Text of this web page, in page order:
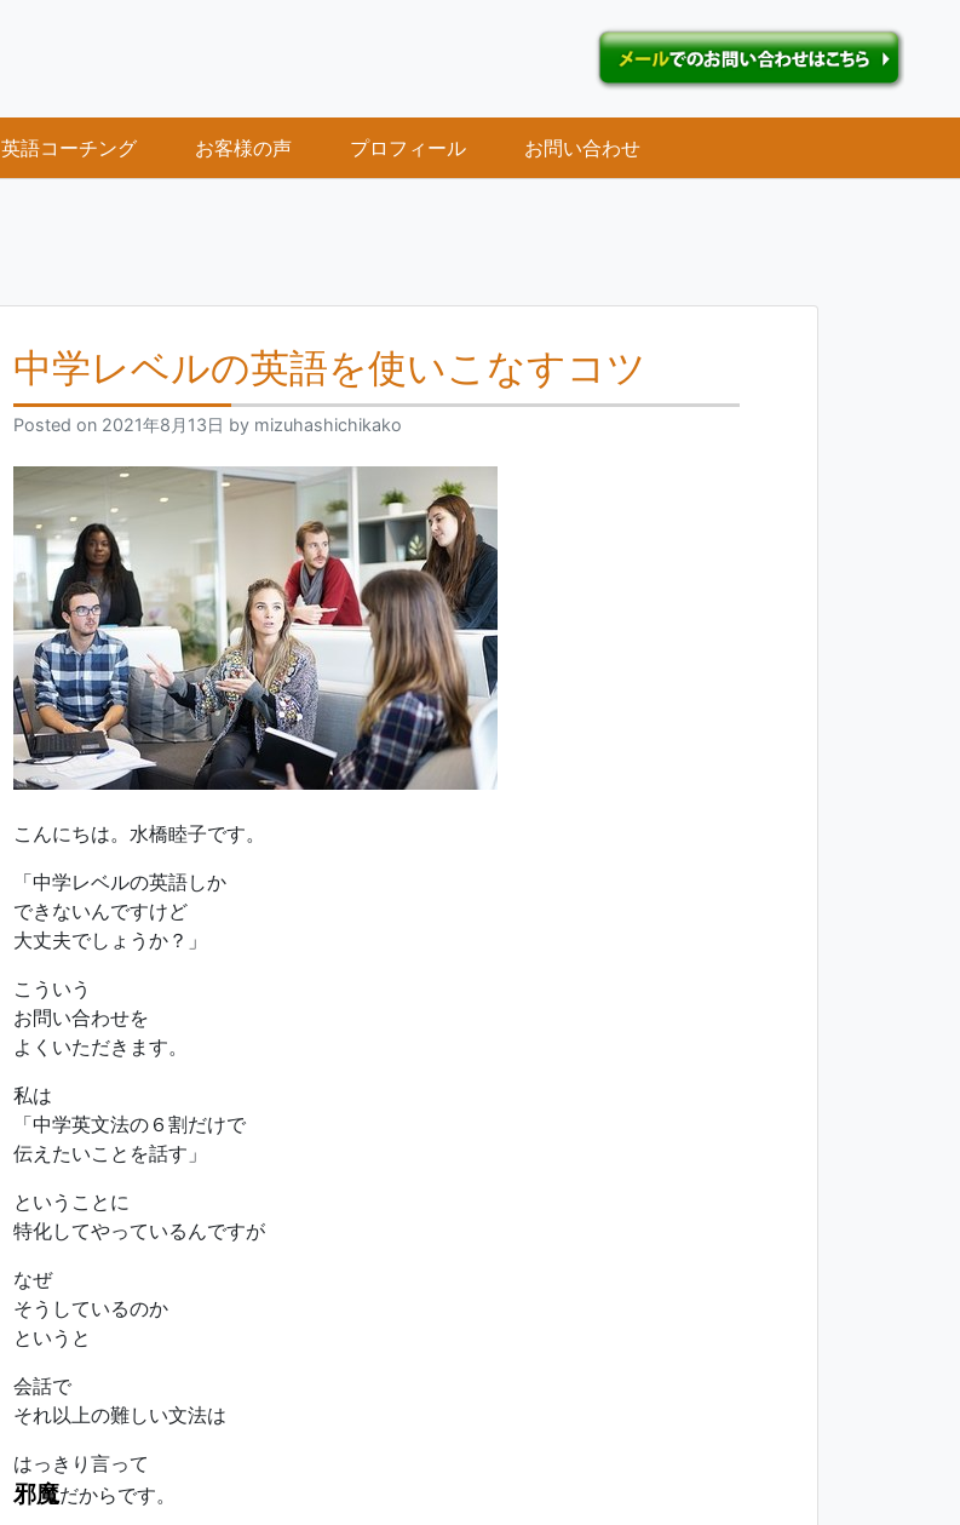
英語コーチング お客様の声 プロフィール お問い合わせ
中学レベルの英語を使いこなすコツ
Posted on 2021年8月13日 by mizuhashichikako
こんにちは。水橋睦子です。
「中学レベルの英語しか
できないんですけど
大丈夫でしょうか？」
こういう
お問い合わせを
よくいただきます。
私は
「中学英文法の６割だけで
伝えたいことを話す」
ということに
特化してやっているんですが
なぜ
そうしているのか
というと
会話で
それ以上の難しい文法は
はっきり言って
邪魔だからです。